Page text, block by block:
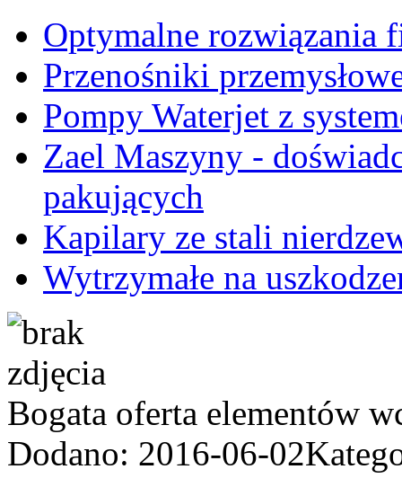
Optymalne rozwiązania
Przenośniki
Pompy Waterjet z
Zael Maszyny -
pakujących
Kapilary ze stali
Wytrzymałe na
Bogata oferta elementów
Dodano: 2016-06-02